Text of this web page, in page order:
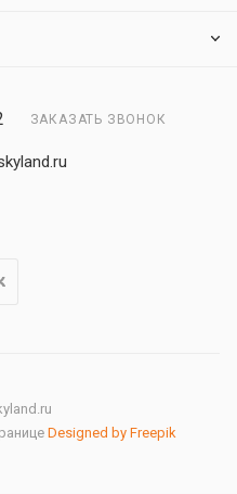
ЗАКАЗАТЬ ЗВОНОК
Designed by Freepik